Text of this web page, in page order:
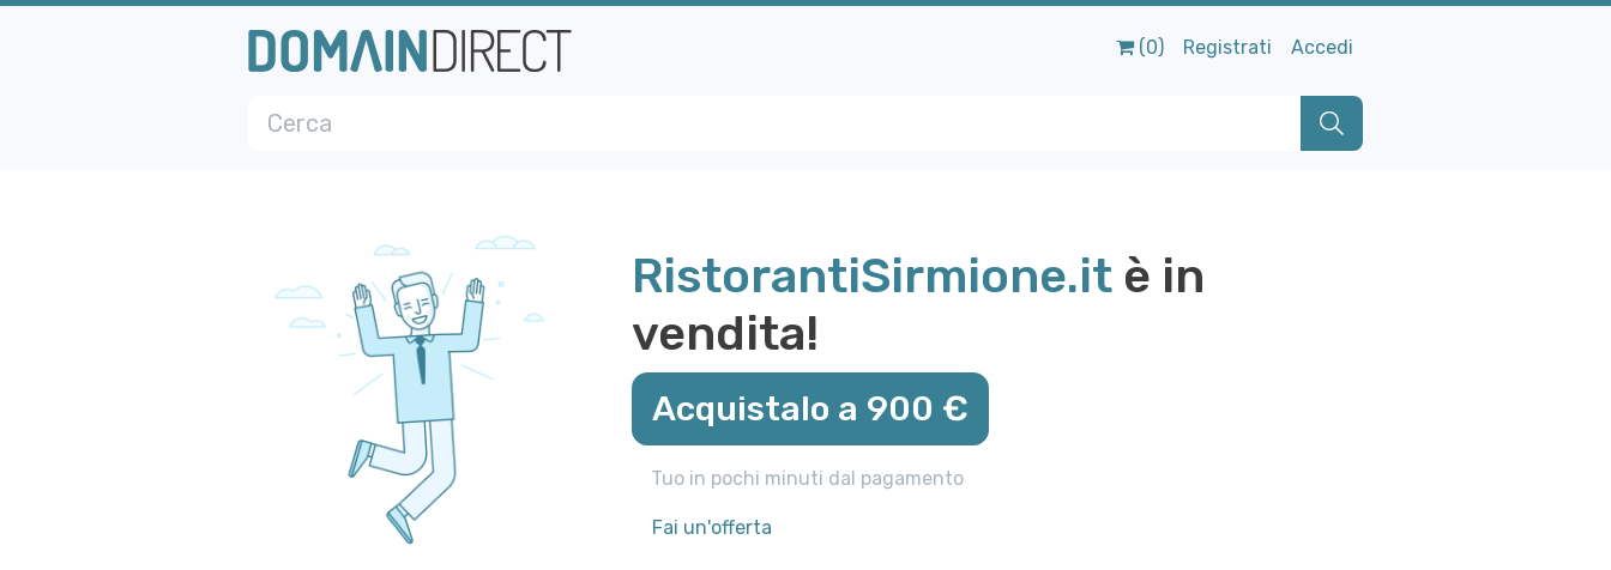
(0) Registrati Accedi
RistorantiSirmione.itè in
vendita!
Acquistalo a 900 €
Tuo in pochi minuti dal pagamento
Fai un'offerta